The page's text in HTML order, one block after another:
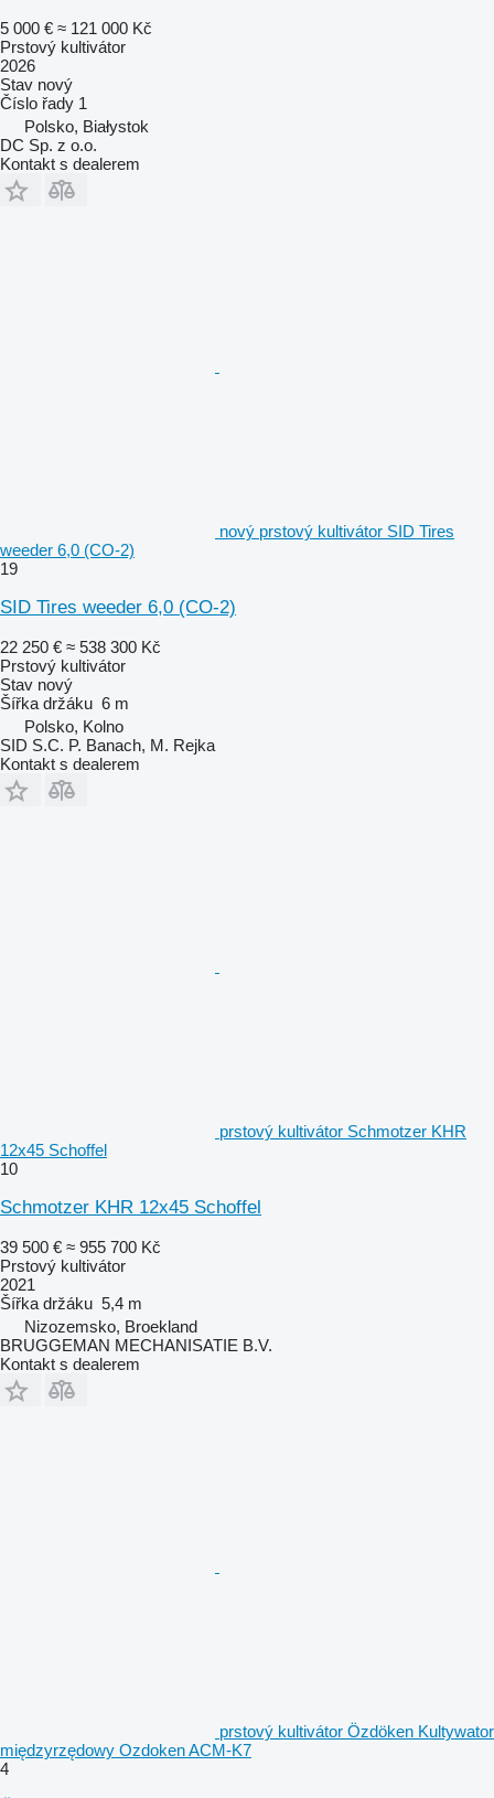
5 000 € ≈ 121 000 Kč
Prstový kultivátor
2026
Stav nový
Číslo řady 1
Polsko, Białystok
DC Sp. z o.o.
Kontakt s dealerem
nový prstový kultivátor SID Tires
weeder 6,0 (CO-2)
19
SID Tires weeder 6,0 (CO-2)
22 250 € ≈ 538 300 Kč
Prstový kultivátor
Stav nový
Šířka držáku 6 m
Polsko, Kolno
SID S.C. P. Banach, M. Rejka
Kontakt s dealerem
prstový kultivátor Schmotzer KHR
12x45 Schoffel
10
Schmotzer KHR 12x45 Schoffel
39 500 € ≈ 955 700 Kč
Prstový kultivátor
2021
Šířka držáku 5,4 m
Nizozemsko, Broekland
BRUGGEMAN MECHANISATIE B.V.
Kontakt s dealerem
prstový kultivátor Özdöken Kultywator
międzyrzędowy Ozdoken ACM-K7
4